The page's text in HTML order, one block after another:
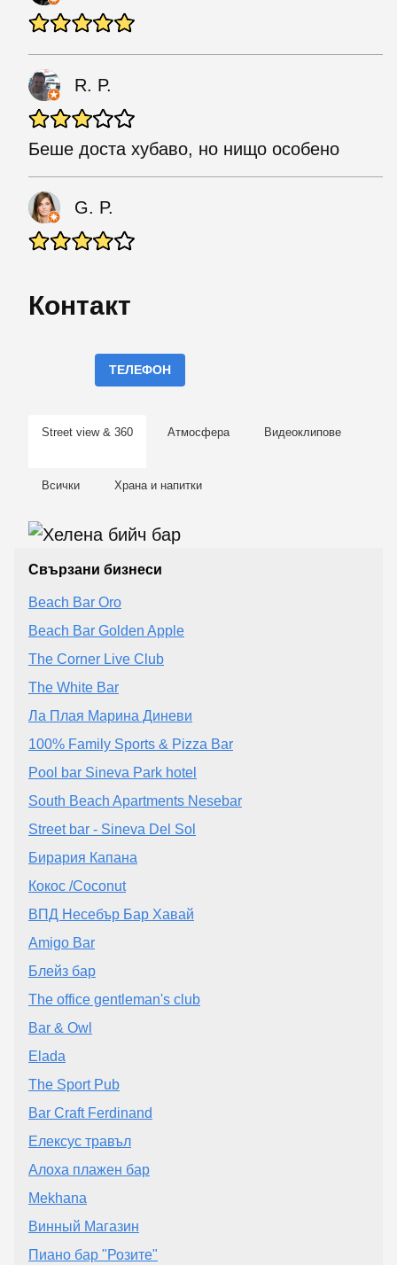
R. P.
Беше доста хубаво, но нищо особено
G. P.
Контакт
ТЕЛЕФОН
Street view & 360 Атмосфера Видеоклипове
Всички Храна и напитки
Свързани бизнеси
Beach Bar Oro
Beach Bar Golden Apple
The Corner Live Club
The White Bar
Ла Плая Марина Диневи
100% Family Sports & Pizza Bar
Pool bar Sineva Park hotel
South Beach Apartments Nesebar
Street bar - Sineva Del Sol
Бирария Капана
Кокос /Coconut
ВПД Несебър Бар Хавай
Amigo Bar
Блейз бар
The office gentleman's club
Bar & Owl
Elada
The Sport Pub
Bar Craft Ferdinand
Елексус травъл
Алоха плажен бар
Mekhana
Винный Магазин
Пиано бар "Розите"